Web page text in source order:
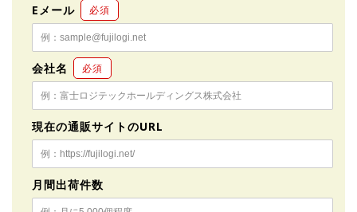
Eメール 必須
会社名 必須
現在の通販サイトのURL
月間出荷件数